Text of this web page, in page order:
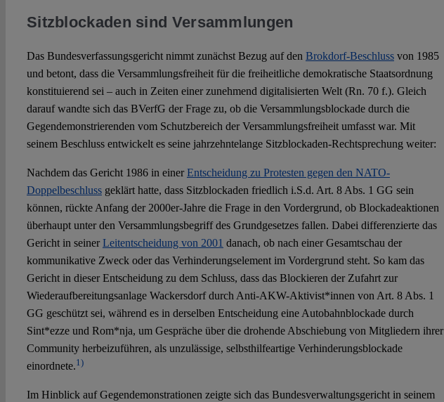
Sitzblockaden sind Versammlungen
Das Bundesverfassungsgericht nimmt zunächst Bezug auf den Brokdorf-Beschlussvon 1985
und betont, dass die Versammlungsfreiheit für die freiheitliche demokratische Staatsordnung
konstituierend sei – auch in Zeiten einer zunehmend digitalisierten Welt (Rn. 70 f.). Gleich
darauf wandte sich das BVerfG der Frage zu, ob die Versammlungsblockade durch die
Gegendemonstrierenden vom Schutzbereich der Versammlungsfreiheit umfasst war. Mit
seinem Beschluss entwickelt es seine jahrzehntelange Sitzblockaden-Rechtsprechung weiter:
Nachdem das Gericht 1986 in einerEntscheidung zu Protesten gegen den NATO-
Doppelbeschlussgeklärt hatte, dass Sitzblockaden friedlich i.S.d. Art. 8 Abs. 1 GG sein
können, rückte Anfang der 2000er-Jahre die Frage in den Vordergrund, ob Blockadeaktionen
überhaupt unter den Versammlungsbegriff des Grundgesetzes fallen. Dabei differenzierte das
Gericht in seinerLeitentscheidung von 2001 danach, ob nach einer Gesamtschau der
kommunikative Zweck oder das Verhinderungselement im Vordergrund steht. So kam das
Gericht in dieser Entscheidung zu dem Schluss, dass das Blockieren der Zufahrt zur
Wiederaufbereitungsanlage Wackersdorf durch Anti-AKW-Aktivist*innen von Art. 8 Abs. 1
GG geschützt sei, während es in derselben Entscheidung eine Autobahnblockade durch
Sint*ezze und Rom*nja, um Gespräche über die drohende Abschiebung von Mitgliedern ihrer
Community herbeizuführen, als unzulässige, selbsthilfeartige Verhinderungsblockade
einordnete.1)
Im Hinblick auf Gegendemonstrationen zeigte sich das Bundesverwaltungsgericht in seinem